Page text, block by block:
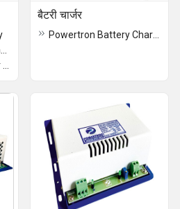
बैटरी चार्जर